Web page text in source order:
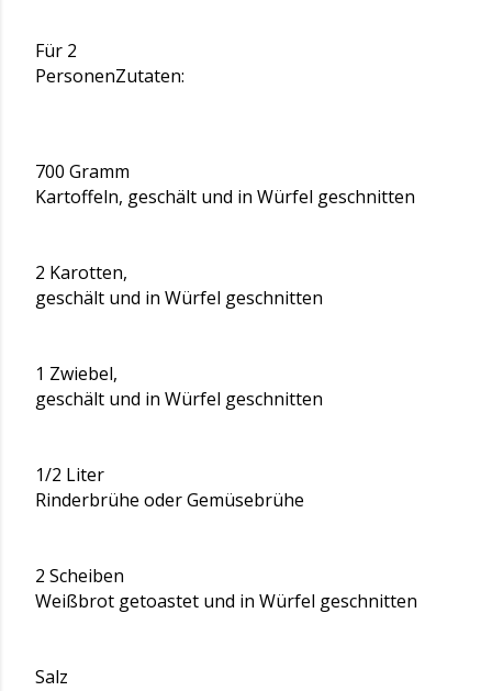
Für 2
PersonenZutaten:
700 Gramm
Kartoffeln, geschält und in Würfel geschnitten
2 Karotten,
geschält und in Würfel geschnitten
1 Zwiebel,
geschält und in Würfel geschnitten
1/2 Liter
Rinderbrühe oder Gemüsebrühe
2 Scheiben
Weißbrot getoastet und in Würfel geschnitten
Salz